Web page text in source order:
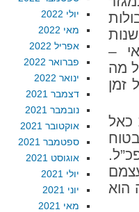
–
מה
זמן
כאל
הוא
יולי 2022
מאי 2022
אפריל 2022
פברואר 2022
ינואר 2022
דצמבר 2021
נובמבר 2021
אוקטובר 2021
ספטמבר 2021
אוגוסט 2021
יולי 2021
יוני 2021
מאי 2021